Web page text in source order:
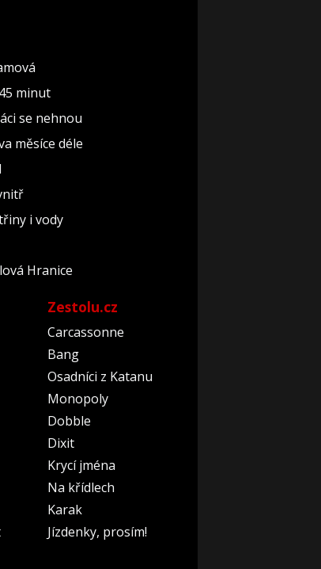
minut
se nehnou
měsíce déle
i vody
Hranice
Zestolu.cz
Carcassonne
Bang
Osadníci z Katanu
Monopoly
Dobble
Dixit
Krycí jména
Na křídlech
Karak
Jízdenky, prosím!